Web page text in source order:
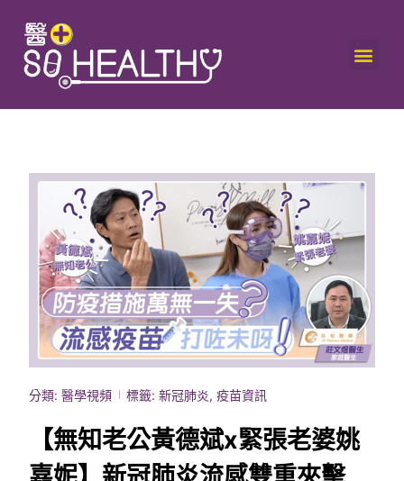
分類: 醫學視頻 標籤: 新冠肺炎,疫苗資訊
【無知老公黃德斌x緊張老婆姚